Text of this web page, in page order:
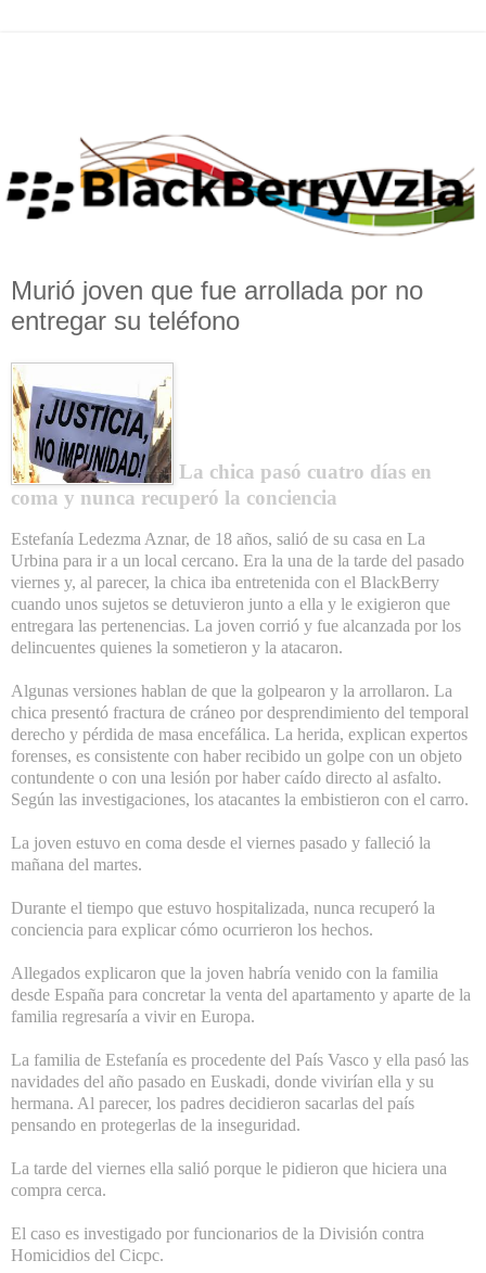
Murió joven que fue arrollada por no
entregar su teléfono
La chica pasó cuatro días en
coma y nunca recuperó la conciencia
Estefanía Ledezma Aznar, de 18 años, salió de su casa en La
Urbina para ir a un local cercano. Era la una de la tarde del pasado
viernes y, al parecer, la chica iba entretenida con el BlackBerry
cuando unos sujetos se detuvieron junto a ella y le exigieron que
entregara las pertenencias. La joven corrió y fue alcanzada por los
delincuentes quienes la sometieron y la atacaron.
Algunas versiones hablan de que la golpearon y la arrollaron. La
chica presentó fractura de cráneo por desprendimiento del temporal
derecho y pérdida de masa encefálica. La herida, explican expertos
forenses, es consistente con haber recibido un golpe con un objeto
contundente o con una lesión por haber caído directo al asfalto.
Según las investigaciones, los atacantes la embistieron con el carro.
La joven estuvo en coma desde el viernes pasado y falleció la
mañana del martes.
Durante el tiempo que estuvo hospitalizada, nunca recuperó la
conciencia para explicar cómo ocurrieron los hechos.
Allegados explicaron que la joven habría venido con la familia
desde España para concretar la venta del apartamento y aparte de la
familia regresaría a vivir en Europa.
La familia de Estefanía es procedente del País Vasco y ella pasó las
navidades del año pasado en Euskadi, donde vivirían ella y su
hermana. Al parecer, los padres decidieron sacarlas del país
pensando en protegerlas de la inseguridad.
La tarde del viernes ella salió porque le pidieron que hiciera una
compra cerca.
El caso es investigado por funcionarios de la División contra
Homicidios del Cicpc.